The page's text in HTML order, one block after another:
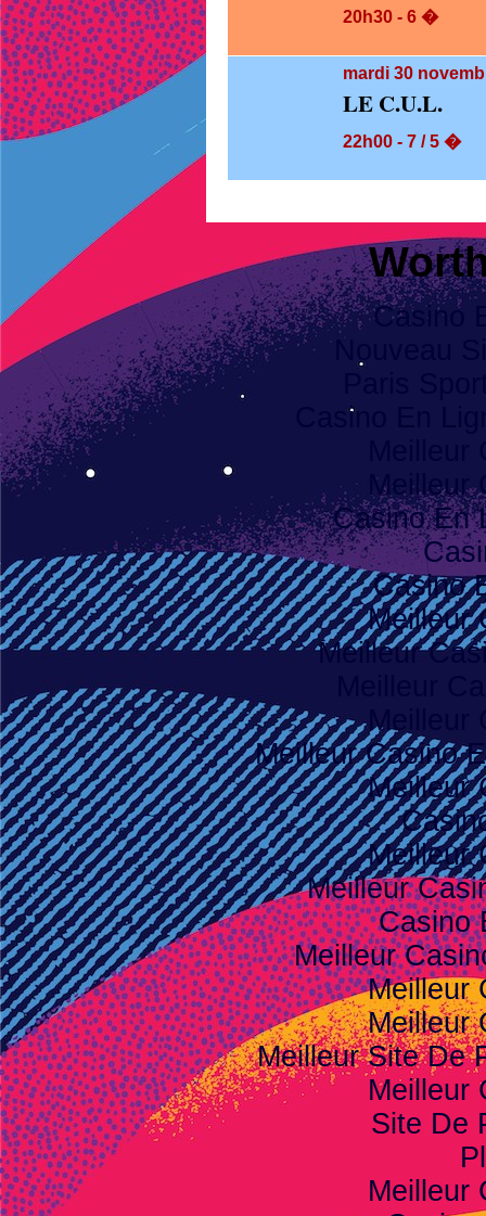
20h30 - 6 �
mardi 30
LE C.U.L.
22h00 - 7 / 5 �
Casino
Nouveau
Casino En
Meilleur
Casino En
Casino
Meilleur
Meilleur
Meilleur
Meilleur Casino
Meilleur
Meilleur
Meilleur
Casino
Meilleur
Meilleur
Meilleur
Meilleur Site De
Meilleur
Site De
Meilleur